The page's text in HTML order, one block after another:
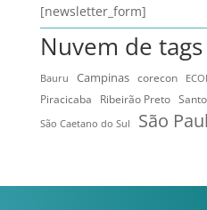
[newsletter_form]
Nuvem de tags
Bauru Campinas corecon
Piracicaba Ribeirão Preto
São Caetano do Sul
São